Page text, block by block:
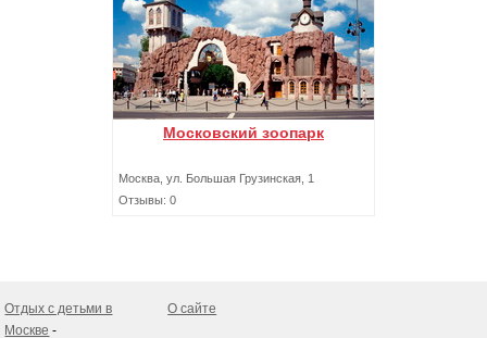
Московский зоопарк
Москва, ул. Большая Грузинская, 1
Отзывы: 0
Отдых с детьми в
Москве -
О сайте